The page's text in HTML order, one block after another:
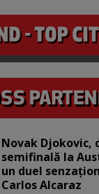
Novak Djokovic,
semifinală la
un duel
Carlos Alcaraz